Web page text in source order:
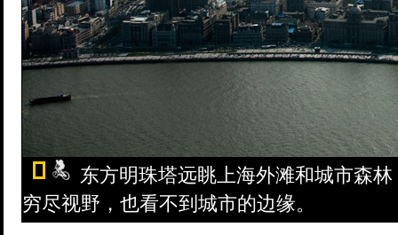
东方明珠塔远眺上海外滩和城市森
穷尽视野，也看不到城市的边缘。